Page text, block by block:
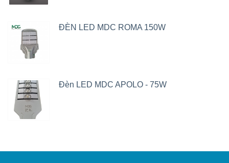
ĐÈN LED MDC ROMA 150W
Đèn LED MDC APOLO - 75W